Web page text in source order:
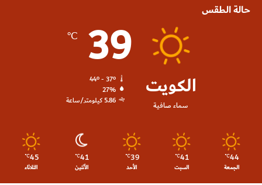
حالة الطقس
الكويت
سماء صافية
39
℃
44º - 37º
27%
5.86 كيلومتر/ساعة
44
℃
الجمعة
41
℃
السبت
39
℃
الأحد
41
℃
الأثنين
45
℃
الثلاثاء